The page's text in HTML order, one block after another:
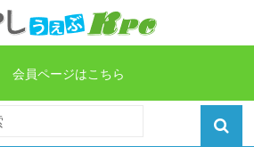
会員ページはこちら